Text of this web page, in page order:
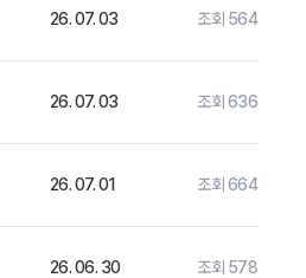
26. 07. 03 조회 564
26. 07. 03 조회 636
26. 07. 01 조회 664
26. 06. 30 조회 578